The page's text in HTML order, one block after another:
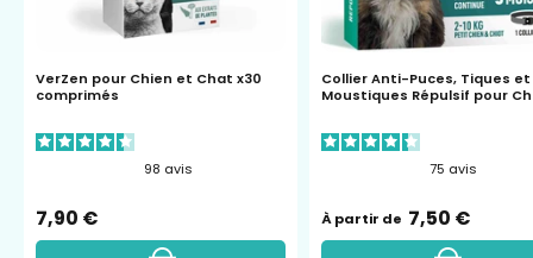
et
-
VerZen pour Chien et Chat x30
comprimés
98 avis
7,90 €
petit
chien
Collier Anti-Puces, Tiques et
Moustiques Répulsif pour
75 avis
À partir de 7,50 €